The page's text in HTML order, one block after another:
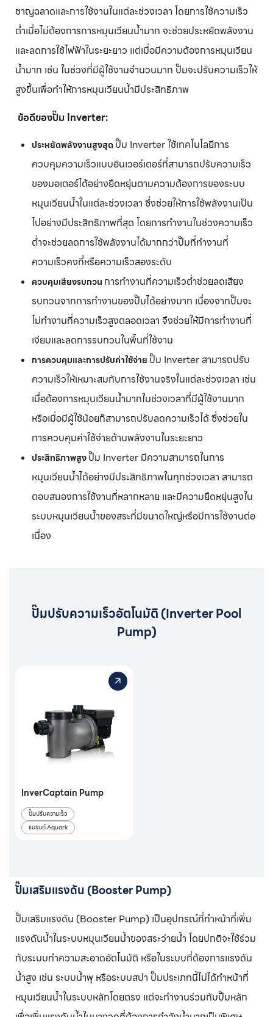
ชาญฉลาดและการใช้งานในแต่ละช่วงเวลา โดยการใช้ความเร็ว
ต่ำเมื่อไม่ต้องการการหมุนเวียนน้ำมาก จะช่วยประหยัดพลังงาน
และลดการใช้ไฟฟ้าในระยะยาว แต่เมื่อมีความต้องการหมุนเวียน
น้ำมาก เช่น ในช่วงที่มีผู้ใช้งานจำนวนมาก ปั๊มจะปรับความเร็วให้
สูงขึ้นเพื่อทำให้การหมุนเวียนน้ำมีประสิทธิภาพ
ข้อดีของปั๊ม Inverter:
ประหยัดพลังงานสูงสุดปั๊ม Inverter ใช้เทคโนโลยีการ
ควบคุมความเร็วแบบอินเวอร์เตอร์ที่สามารถปรับความเร็ว
ของมอเตอร์ได้อย่างยืดหยุ่นตามความต้องการของระบบ
หมุนเวียนน้ำในแต่ละช่วงเวลา ซึ่งช่วยให้การใช้พลังงานเป็น
ไปอย่างมีประสิทธิภาพที่สุด โดยการทำงานในช่วงความเร็ว
ต่ำจะช่วยลดการใช้พลังงานได้มากกว่าปั๊มที่ทำงานที่
ความเร็วคงที่หรือความเร็วสองระดับ
ควบคุมเสียงรบกวน การทำงานที่ความเร็วต่ำช่วยลดเสียง
รบกวนจากการทำงานของปั๊มได้อย่างมาก เนื่องจากปั๊มจะ
ไม่ทำงานที่ความเร็วสูงตลอดเวลา จึงช่วยให้มีการทำงานที่
เงียบและลดการรบกวนในพื้นที่ใช้งาน
การควบคุมและการปรับค่าใช้จ่ายปั๊ม Inverter สามารถปรับ
ความเร็วให้เหมาะสมกับการใช้งานจริงในแต่ละช่วงเวลา เช่น
เมื่อต้องการหมุนเวียนน้ำมากในช่วงเวลาที่มีผู้ใช้งานมาก
หรือเมื่อมีผู้ใช้น้อยก็สามารถปรับลดความเร็วได้ ซึ่งช่วยใน
การควบคุมค่าใช้จ่ายด้านพลังงานในระยะยาว
ประสิทธิภาพสูงปั๊ม Inverter มีความสามารถในการ
หมุนเวียนน้ำได้อย่างมีประสิทธิภาพในทุกช่วงเวลา สามารถ
ตอบสนองการใช้งานที่หลากหลาย และมีความยืดหยุ่นสูงใน
ระบบหมุนเวียนน้ำของสระที่มีขนาดใหญ่หรือมีการใช้งานต่อ
เนื่อง
ปั๊มปรับความเร็วอัตโนมัติ (Inverter Pool
Pump)
InverCaptain Pump
ปั๊มปรับความเร็ว
แบรนด์ Aquark
ปั๊มเสริมแรงดัน (Booster Pump)
ปั๊มเสริมแรงดัน (Booster Pump) เป็นอุปกรณ์ที่ทำหน้าที่เพิ่ม
แรงดันน้ำในระบบหมุนเวียนน้ำของสระว่ายน้ำ โดยปกติจะใช้ร่วม
กับระบบทำความสะอาดอัตโนมัติ หรือในระบบที่ต้องการแรงดัน
น้ำสูง เช่น ระบบน้ำพุ หรือระบบสปา ปั๊มประเภทนี้ไม่ได้ทำหน้าที่
หมุนเวียนน้ำในระบบหลักโดยตรง แต่จะทำงานร่วมกับปั๊มหลัก